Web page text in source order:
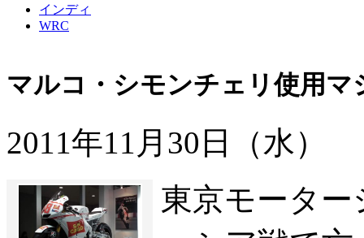
インディ
WRC
マルコ・シモンチェリ使用
2011年11月30日（水）
東京モーター